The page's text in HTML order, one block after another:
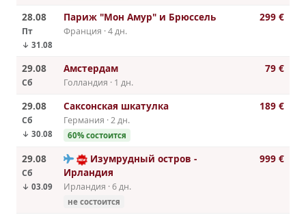
28.08
Пт
↓ 31.08
Париж "Мон Амур" и Брюссель
Франция · 4 дн.
299 €
29.08
Сб
Амстердам
Голландия · 1 дн.
79 €
29.08
Сб
↓ 30.08
Саксонская шкатулка
Германия · 2 дн.
60% cостоится
189 €
29.08
Сб
↓ 03.09
Изумрудный остров -
Ирландия
Ирландия · 6 дн.
не состоится
999 €